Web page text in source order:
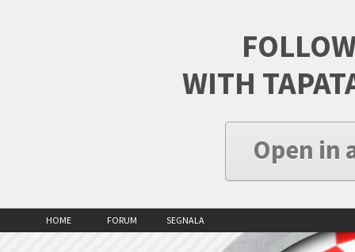
WITH
Open in
HOME FORUM SEGNALA